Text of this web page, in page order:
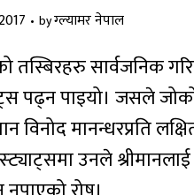
byग्ल्यामर नेपाल
सार्वजनिक
पढ्न पाइयो। जसले
विनोद मानन्धरप्रति
उनले